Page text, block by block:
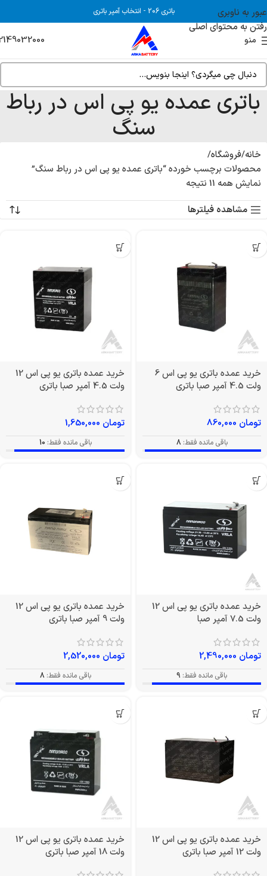
عبور به ناوبری
رفتن به محتوای اصلی
باتری 206 - انتخاب آمپر باتری
منو
باتری عمده یو پی اس در رباط
سنگ
خانه فروشگاه
محصولات برچسب خورده “باتری عمده یو پی اس در رباط سنگ”
نمایش همه 11 نتیجه
مشاهده فیلترها
خرید عمده باتری یو پی اس 6
ولت 4.5 آمپر صبا باتری
تومان
باقی مانده فقط: 8
خرید عمده باتری یو پی اس 12
ولت 4.5 آمپر صبا باتری
تومان
باقی مانده فقط: 10
خرید عمده باتری یو پی اس 12
ولت 7.5 آمپر صبا
تومان
باقی مانده فقط: 9
خرید عمده باتری یو پی اس 12
ولت 9 آمپر صبا باتری
تومان
باقی مانده فقط: 8
خرید عمده باتری یو پی اس 12
ولت 12 آمپر صبا باتری
خرید عمده باتری یو پی اس 12
ولت 18 آمپر صبا باتری